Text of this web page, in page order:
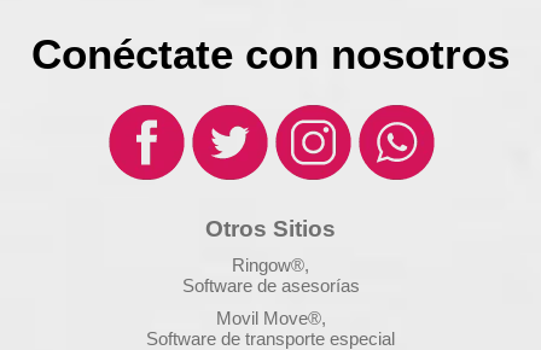
Conéctate con nosotros
Otros Sitios
Ringow®,
Software de asesorías
Movil Move®,
Software de transporte especial